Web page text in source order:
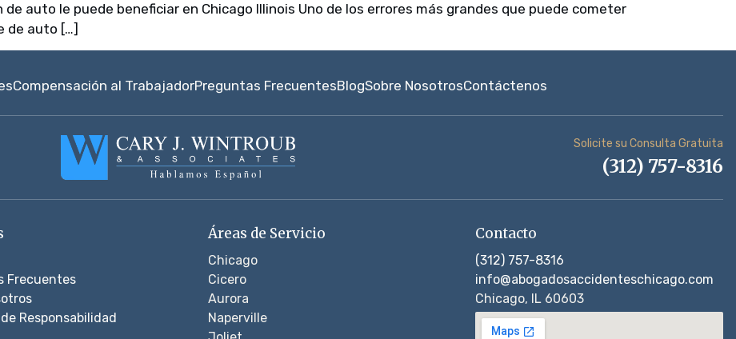
auto le puede beneficiar en Chicago Illinois Uno de los errores más grandes que puede cometer
de auto […]
Compensación al TrabajadorPreguntas FrecuentesBlogSobre NosotrosContáctenos
Solicite su Consulta Gratuita
(312) 757-8316
Frecuentes
Responsabilidad
Áreas de Servicio
Chicago
Cicero
Aurora
Naperville
Contacto
(312) 757-8316
info@abogadosaccidenteschicago.com
Chicago, IL 60603